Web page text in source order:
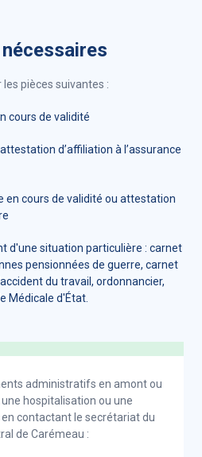
pièces suivantes :
cours de validité
d’affiliation à l’assurance
en cours de validité ou attestation
d'une situation particulière : carnet
pensionnées de guerre, carnet
du travail, ordonnancier,
Médicale d'État.
administratifs en amont ou
hospitalisation ou une
contactant le secrétariat du
de Carémeau :